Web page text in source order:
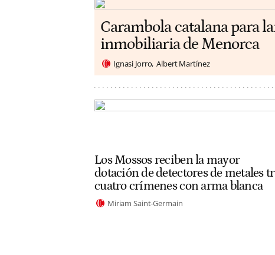
Carambola catalana para
inmobiliaria de Menorca
Ignasi Jorro Albert Martínez
Los Mossos reciben la mayor
dotación de detectores de metales
cuatro crímenes con arma blanca
Miriam Saint-Germain